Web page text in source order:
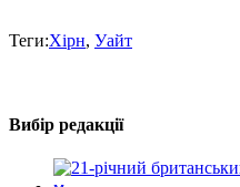
Теги:Хірн, Уайт
Вибір редакції